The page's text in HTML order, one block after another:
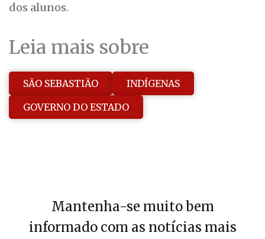
dos alunos.
Leia mais sobre
SÃO SEBASTIÃO
INDÍGENAS
GOVERNO DO ESTADO
Mantenha-se muito bem
informado com as notícias mais